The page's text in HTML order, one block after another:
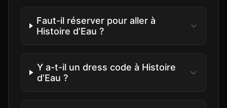
Faut-il réserver pour aller à
Histoire d’Eau ?
Y a-t-il un dress code à Histoire
d’Eau ?